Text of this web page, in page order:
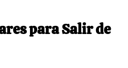
para Salir de